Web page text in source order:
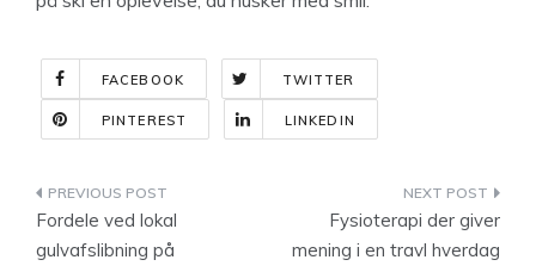
FACEBOOK TWITTER
PINTEREST LINKEDIN
Indlægsnavigation
Fordele ved lokal
gulvafslibning på
Fysioterapi der giver
mening i en travl hverdag